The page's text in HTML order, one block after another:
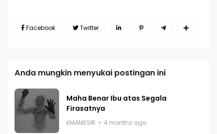
Facebook Twitter
Anda mungkin menyukai postingan ini
Maha Benar Ibu atas Segala
Firasatnya
KMAMESIR 4 months ago